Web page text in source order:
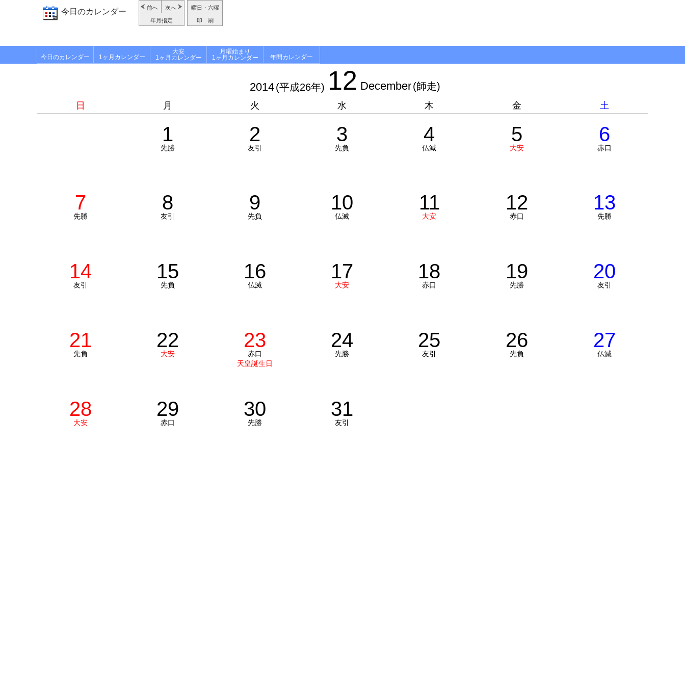
今日のカレンダー 前へ 次へ
年月指定
曜日・六曜
印 刷
今日のカレンダー 1ヶ月カレンダー
大安
1ヶ月カレンダー
月曜始まり
1ヶ月カレンダー
年間カレンダー
2014(平成26年) 12 December(師走)
日 月 火 水 木 金 土
1
先勝
2
友引
3
先負
4
仏滅
5
大安
6
赤口
7
先勝
8
友引
9
先負
10
仏滅
11
大安
12
赤口
13
先勝
14
友引
15
先負
16
仏滅
17
大安
18
赤口
19
先勝
20
友引
21
先負
22
大安
23
赤口
天皇誕生日
24
先勝
25
友引
26
先負
27
仏滅
28
大安
29
赤口
30
先勝
31
友引